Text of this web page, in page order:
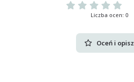
Liczba ocen: 0
Oceń i opisz